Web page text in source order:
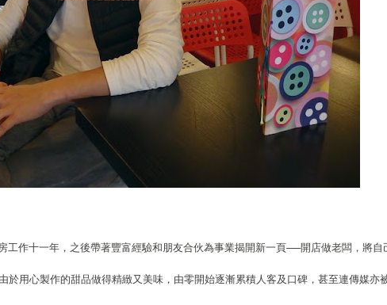
工作十一年，之後帶著豐富經驗和朋友合伙為事業揭開新一頁──開店做老闆，將自
於用心製作的甜品做得精緻又美味，由零開始逐漸累積人客及口碑，甚至連傳媒亦